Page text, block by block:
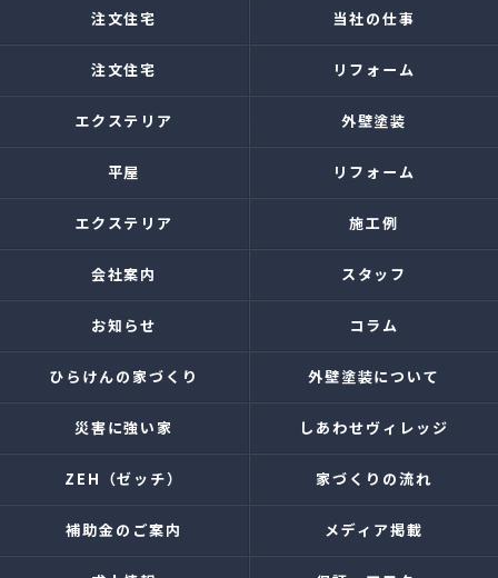
注文住宅 当社の仕事
注文住宅 リフォーム
エクステリア 外壁塗装
平屋 リフォーム
エクステリア 施工例
会社案内 スタッフ
お知らせ コラム
ひらけんの家づくり 外壁塗装について
災害に強い家 しあわせヴィレッジ
ZEH（ゼッチ） 家づくりの流れ
補助金のご案内 メディア掲載